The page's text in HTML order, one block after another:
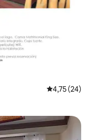
Évaluation
4,75 (24)